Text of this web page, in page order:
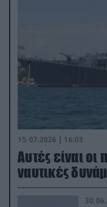
15.07.2026 | 16:03
Aυτές είναι οι
ναυτικές